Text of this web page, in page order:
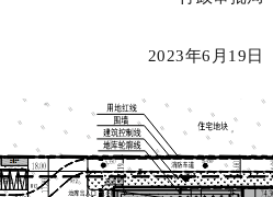
2023年6 月 19 日